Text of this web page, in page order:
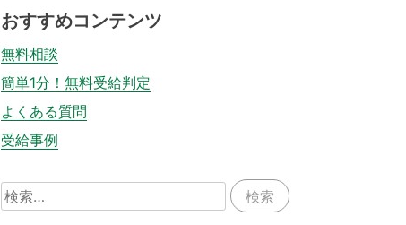
おすすめコンテンツ
無料相談
簡単1分！無料受給判定
よくある質問
受給事例
検
索: